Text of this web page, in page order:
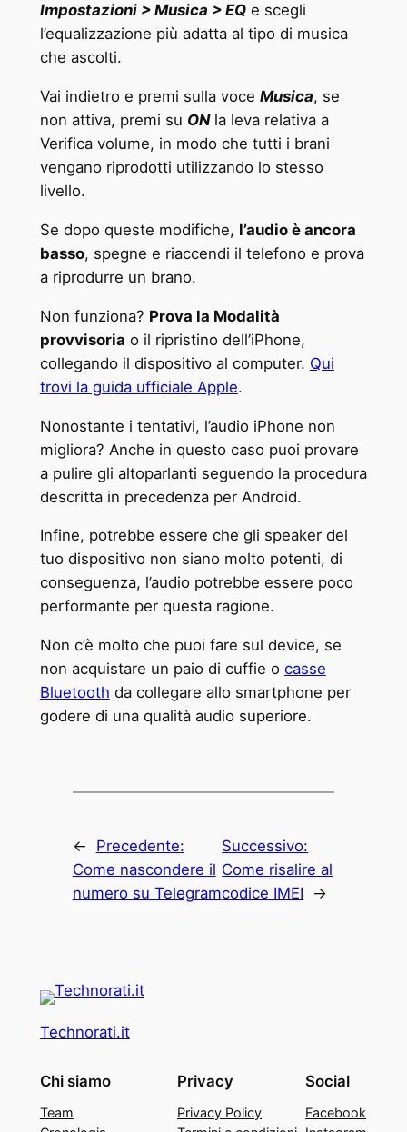
Impostazioni > Musica > EQe scegli
l’equalizzazione più adatta al tipo di musica
che ascolti.
Vai indietro e premi sulla voce Musica, se
non attiva, premi su ONla leva relativa a
Verifica volume, in modo che tutti i brani
vengano riprodotti utilizzando lo stesso
livello.
Se dopo queste modifiche, l’audio è ancora
basso, spegne e riaccendi il telefono e prova
a riprodurre un brano.
Non funziona? Prova la Modalità
provvisoria o il ripristino dell’iPhone,
collegando il dispositivo al computer. Qui
trovi la guida ufficiale Apple.
Nonostante i tentativi, l’audio iPhone non
migliora? Anche in questo caso puoi provare
a pulire gli altoparlanti seguendo la procedura
descritta in precedenza per Android.
Infine, potrebbe essere che gli speaker del
tuo dispositivo non siano molto potenti, di
conseguenza, l’audio potrebbe essere poco
performante per questa ragione.
Non c’è molto che puoi fare sul device, se
non acquistare un paio di cuffie o casse
Bluetooth da collegare allo smartphone per
godere di una qualità audio superiore.
←
Precedente:
Come nascondere il
numero su Telegram
Successivo:
Come risalire al
codice IMEI
→
Technorati.it
Chi siamo
Team
Privacy
Privacy Policy
Social
Facebook